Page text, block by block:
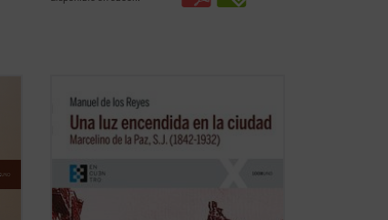
Narra la vida de Marcelino de la Paz,
quien ingresó en el noviciado de la
Compañía de Jesús. Docente, predicador,
misionero, confesor e impulsor de obras
sociales, su biografía es a la par una
muestra de la implicación en el
ministerio del ...